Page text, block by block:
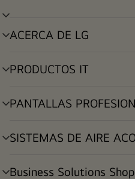
alternar
ACERCA DE LG
alternar
PRODUCTOS IT
alternar
PANTALLAS
alternar
SISTEMAS DE AIRE
alternar
Business Solutions Shop